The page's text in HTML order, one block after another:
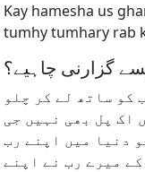
Kay hamesha us
tumhy tumhary rab
گزارنی چاہیے؟
کو ساتھ لے کر چلو
اک پل بھی نہیں جی
دنیا میں اپنے رب
میرے رب نے اپنے